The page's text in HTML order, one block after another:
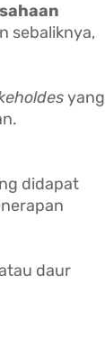
sebaliknya,
yang
didapat
daur